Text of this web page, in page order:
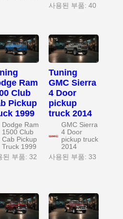
사용된 부품: 40
Ram
Club
Pickup
1999
Dodge Ram
1500 Club
Cab Pickup
Truck 1999
된 부품: 32
Tuning
GMC Sierra
4 Door
pickup
truck 2014
GMC Sierra
4 Door
pickup truck
2014
사용된 부품: 33